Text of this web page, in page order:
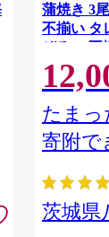
蒲焼き 3
不揃い タ
ぞろい 不
気 茨城
[SF951ya]
たまっ
寄附で
茨城県